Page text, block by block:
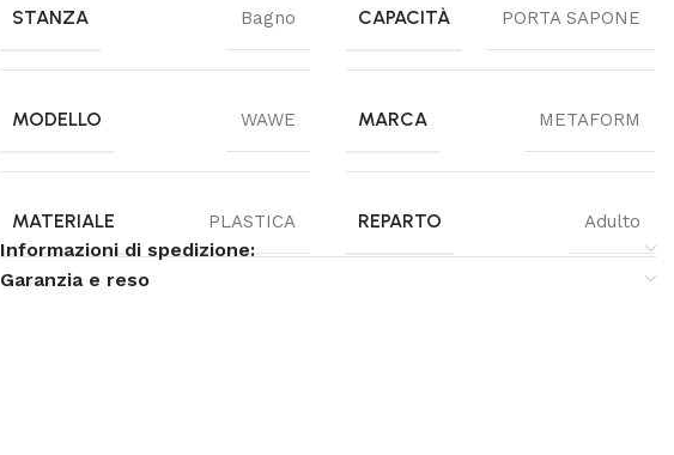
STANZA Bagno CAPACITÀ PORTA SAPONE
MODELLO WAWE MARCA METAFORM
MATERIALE PLASTICA REPARTO Adulto
Informazioni di spedizione:
Garanzia e reso